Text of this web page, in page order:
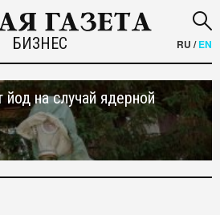
БИЗНЕС RU /EN
йод на случай ядерной